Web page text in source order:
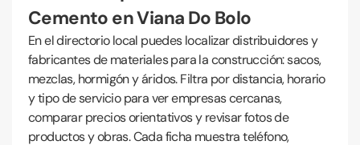
Cemento en Viana Do Bolo
En el directorio local puedes localizar distribuidores y
fabricantes de materiales para la construcción: sacos,
mezclas, hormigón y áridos. Filtra por distancia, horario
y tipo de servicio para ver empresas cercanas,
comparar precios orientativos y revisar fotos de
productos y obras. Cada ficha muestra teléfono,